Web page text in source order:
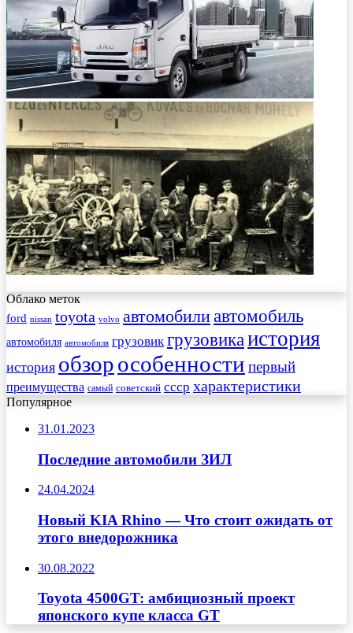
Облако меток
ford nissan toyota volvo автомобилиавтомобиль
автомобиля автомобиля грузовик грузовикаистория
история обзорособенности первый
преимущества самый советский ссср характеристики
Популярное
31.01.2023
Последние автомобили ЗИЛ
24.04.2024
Новый KIA Rhino — Что стоит ожидать от
этого внедорожника
30.08.2022
Toyota 4500GT: амбициозный проект
японского купе класса GT